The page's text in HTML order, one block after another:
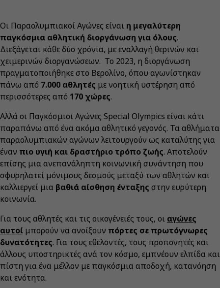
Οι Παραολυμπιακοί Αγώνες είναι η μεγαλύτερη
παγκόσμια αθλητική διοργάνωση για όλους.
Διεξάγεται κάθε δύο χρόνια, με εναλλαγή θερινών και
χειμερινών διοργανώσεων. Το 2023, η διοργάνωση
πραγματοποιήθηκε στο Βερολίνο, όπου αγωνίστηκαν
πάνω από 7.000 αθλητές με νοητική υστέρηση από
περισσότερες από 170 χώρες.
Αλλά οι Παγκόσμιοι Αγώνες Special Olympics είναι κάτι
παραπάνω από ένα ακόμα αθλητικό γεγονός. Τα αθλήματα
παραολυμπιακών αγώνων λειτουργούν ως καταλύτης για
έναν πιο υγιή και δραστήριο τρόπο ζωής. Αποτελούν
επίσης μια ανεπανάληπτη κοινωνική συνάντηση που
σφυρηλατεί μόνιμους δεσμούς μεταξύ των αθλητών και
καλλιεργεί μια βαθιά αίσθηση ένταξης στην ευρύτερη
κοινωνία.
Για τους αθλητές και τις οικογένειές τους, οι αγώνες
αυτοί μπορούν να ανοίξουν πόρτες σε πρωτόγνωρες
δυνατότητες. Για τους εθελοντές, τους προπονητές και
άλλους υποστηρικτές ανά τον κόσμο, εμπνέουν ελπίδα και
πίστη για ένα μέλλον με παγκόσμια αποδοχή, κατανόηση
και ενότητα.